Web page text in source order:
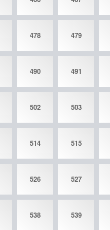
478 479
490 491
502 503
514 515
526 527
538 539